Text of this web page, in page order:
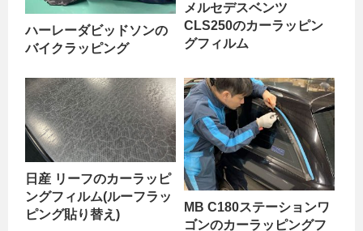
ハーレーダビッドソンの
バイクラッピング
メルセデスベンツ
CLS250のカーラッピン
グフィルム
日産 リーフのカーラッピ
ングフィルム(ルーフラッ
ピング貼り替え)
MB C180ステーションワ
ゴンのカーラッピングフ